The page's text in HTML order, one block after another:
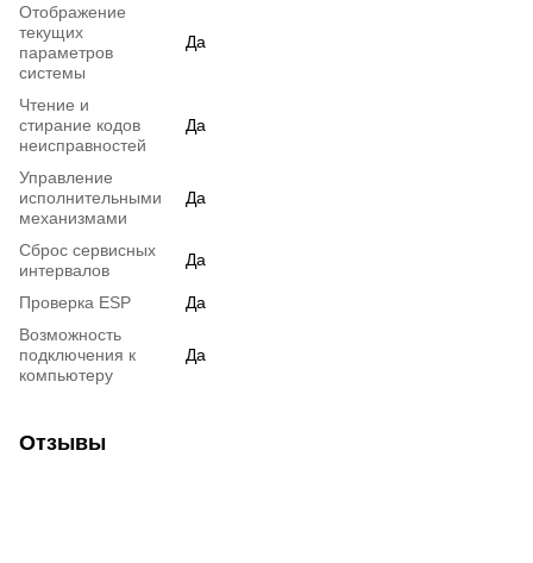
Отображение
текущих
параметров
системы
Да
Чтение и
стирание кодов
неисправностей
Да
Управление
исполнительными
механизмами
Да
Сброс сервисных
интервалов
Да
Проверка ESP
Да
Возможность
подключения к
компьютеру
Да
Отзывы